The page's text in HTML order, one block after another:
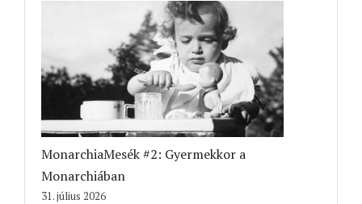
MonarchiaMesék #2: Gyermekkor a
Monarchiában
31. július 2026